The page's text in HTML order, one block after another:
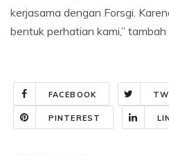
kerjasama dengan Forsgi.
bentuk perhatian kami,” tambah
FACEBOOK
PINTEREST